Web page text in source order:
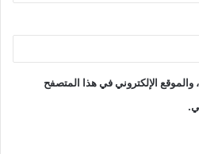
الإلكتروني في هذا المتصفح